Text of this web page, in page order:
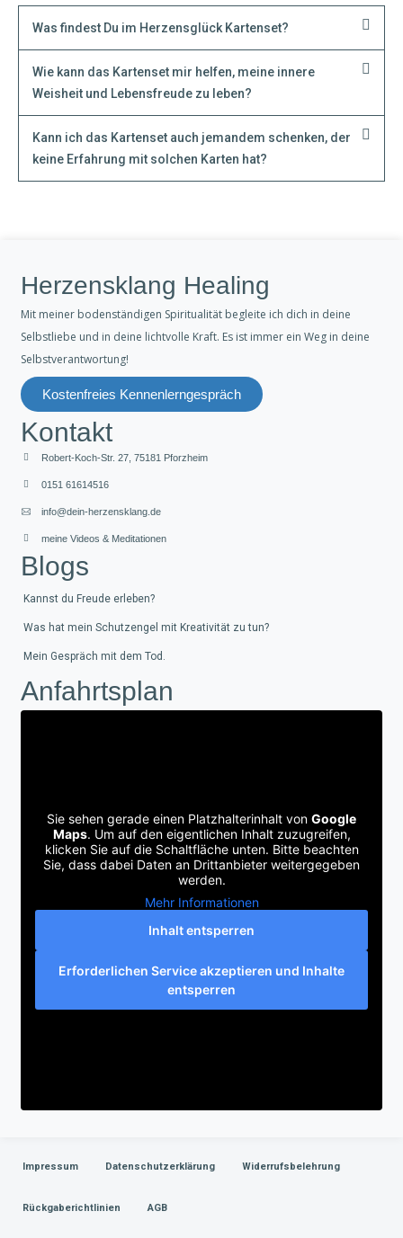
Was findest Du im Herzensglück Kartenset?
Wie kann das Kartenset mir helfen, meine innere
Weisheit und Lebensfreude zu leben?
Kann ich das Kartenset auch jemandem schenken, der
keine Erfahrung mit solchen Karten hat?
Herzensklang Healing
Mit meiner bodenständigen Spiritualität begleite ich dich in deine
Selbstliebe und in deine lichtvolle Kraft. Es ist immer ein Weg in deine
Selbstverantwortung!
Kostenfreies Kennenlerngespräch
Kontakt
Robert-Koch-Str. 27, 75181 Pforzheim
0151 61614516
info@dein-herzensklang.de
meine Videos & Meditationen
Blogs
Kannst du Freude erleben?
Was hat mein Schutzengel mit Kreativität zu tun?
Mein Gespräch mit dem Tod.
Anfahrtsplan
Sie sehen gerade einen Platzhalterinhalt von Google
Maps. Um auf den eigentlichen Inhalt zuzugreifen,
klicken Sie auf die Schaltfläche unten. Bitte beachten
Sie, dass dabei Daten an Drittanbieter weitergegeben
werden.
Mehr Informationen
Inhalt entsperren
Erforderlichen Service akzeptieren und Inhalte
entsperren
Impressum Datenschutzerklärung Widerrufsbelehrung
Rückgaberichtlinien AGB